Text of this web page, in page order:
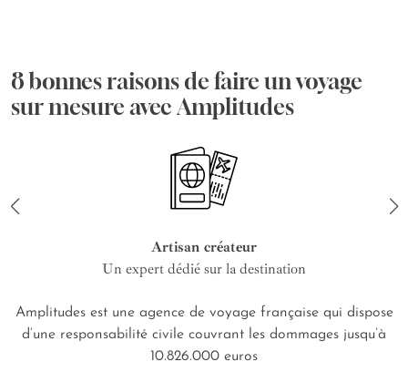
8 bonnes raisons de faire un voyage
sur mesure avec Amplitudes
Artisan créateur
Un expert dédié sur la destination
Amplitudes est une agence de voyage française qui dispose
d’une responsabilité civile couvrant les dommages jusqu’à
10.826.000 euros